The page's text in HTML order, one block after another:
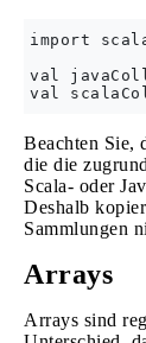
import
val
Beachten Sie,
die die
Scala- oder
Deshalb
Sammlungen
Arrays
Arrays sind